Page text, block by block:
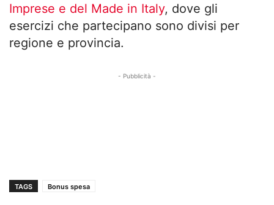
Imprese e del Made in Italy, dove gli
esercizi che partecipano sono divisi per
regione e provincia.
- Pubblicità -
TAGS Bonus spesa